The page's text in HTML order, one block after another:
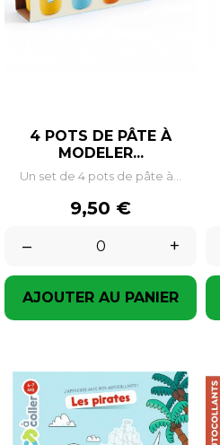
4 POTS DE PÂTE À
MODELER...
Un set de 4 pots de pâte à...
Prix
9,50 €
–
+
AJOUTER AU PANIER